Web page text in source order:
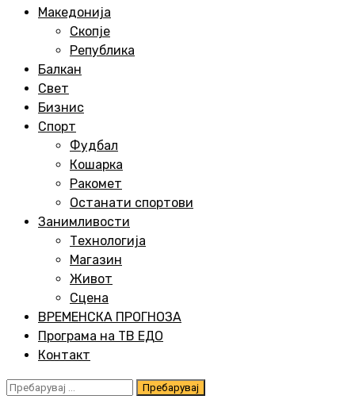
Македонија
Скопје
Република
Балкан
Свет
Бизнис
Спорт
Фудбал
Кошарка
Ракомет
Останати спортови
Занимливости
Технологија
Магазин
Живот
Сцена
ВРЕМЕНСКА ПРОГНОЗА
Програма на ТВ ЕДО
Контакт
Пребарувај